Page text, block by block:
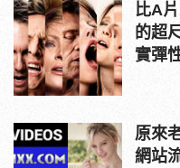
比A
的超
實彈
原來
網站